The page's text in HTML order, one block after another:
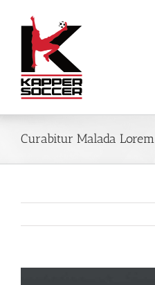
Curabitur Malada Lorem